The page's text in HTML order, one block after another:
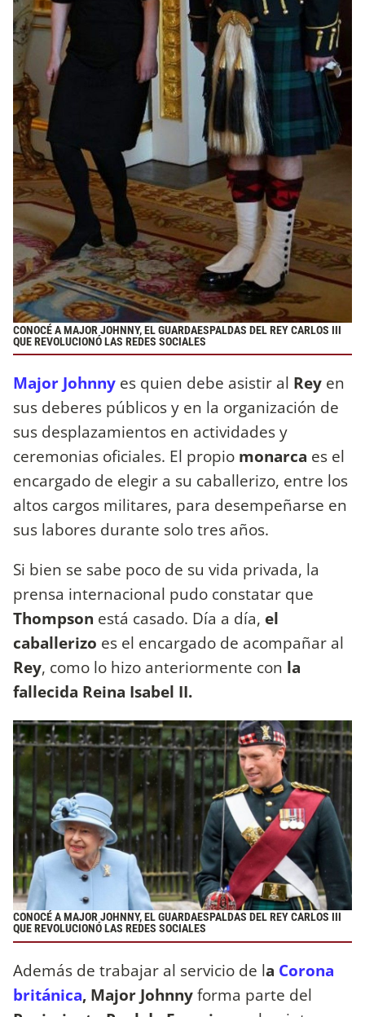
CONOCÉ A MAJOR JOHNNY, EL GUARDAESPALDAS DEL REY CARLOS III
QUE REVOLUCIONÓ LAS REDES SOCIALES
Major Johnny es quien debe asistir al Rey en
sus deberes públicos y en la organización de
sus desplazamientos en actividades y
ceremonias oficiales. El propio monarca es el
encargado de elegir a su caballerizo, entre los
altos cargos militares, para desempeñarse en
sus labores durante solo tres años.
Si bien se sabe poco de su vida privada, la
prensa internacional pudo constatar que
Thompson está casado. Día a día, el
caballerizo es el encargado de acompañar al
Rey, como lo hizo anteriormente con la
fallecida Reina Isabel II.
CONOCÉ A MAJOR JOHNNY, EL GUARDAESPALDAS DEL REY CARLOS III
QUE REVOLUCIONÓ LAS REDES SOCIALES
Además de trabajar al servicio de la Corona
británica, Major Johnnyforma parte del